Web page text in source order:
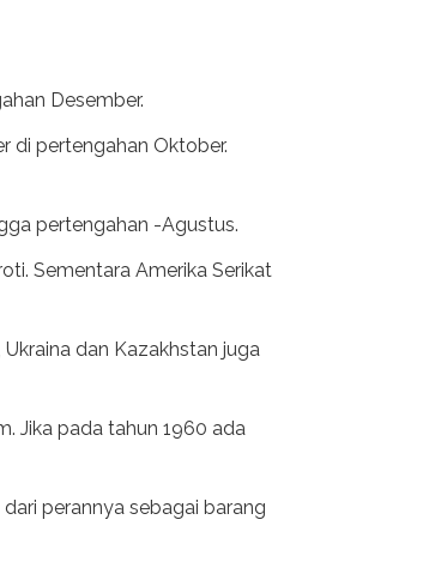
Desember.
di pertengahan Oktober.
pertengahan -Agustus.
Sementara Amerika Serikat
dan Kazakhstan juga
Jika pada tahun 1960 ada
perannya sebagai barang